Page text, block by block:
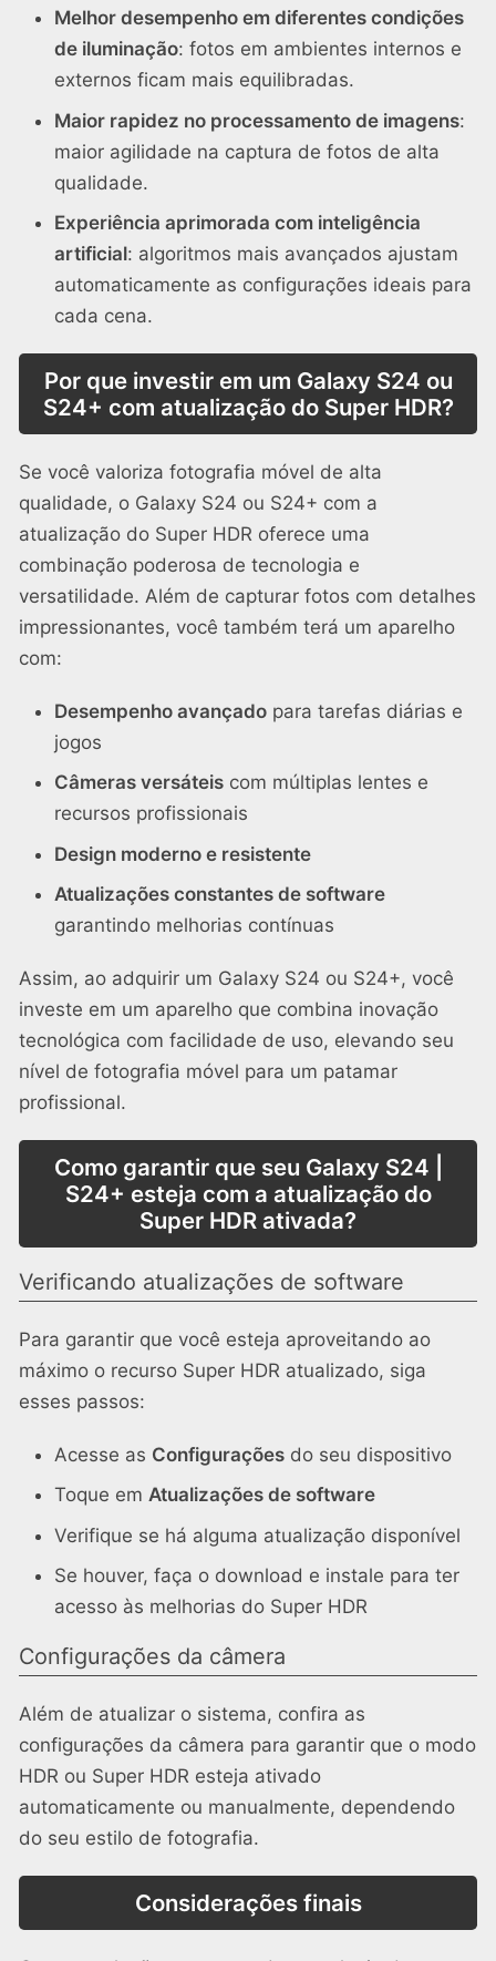
Melhor desempenho em diferentes condições
de iluminação: fotos em ambientes internos e
externos ficam mais equilibradas.
Maior rapidez no processamento de imagens:
maior agilidade na captura de fotos de alta
qualidade.
Experiência aprimorada com inteligência
artificial: algoritmos mais avançados ajustam
automaticamente as configurações ideais para
cada cena.
Por que investir em um Galaxy S24 ou
S24+ com atualização do Super HDR?
Se você valoriza fotografia móvel de alta
qualidade, o Galaxy S24 ou S24+ com a
atualização do Super HDR oferece uma
combinação poderosa de tecnologia e
versatilidade. Além de capturar fotos com detalhes
impressionantes, você também terá um aparelho
com:
Desempenho avançado para tarefas diárias e
jogos
Câmeras versáteis com múltiplas lentes e
recursos profissionais
Design moderno e resistente
Atualizações constantes de software
garantindo melhorias contínuas
Assim, ao adquirir um Galaxy S24 ou S24+, você
investe em um aparelho que combina inovação
tecnológica com facilidade de uso, elevando seu
nível de fotografia móvel para um patamar
profissional.
Como garantir que seu Galaxy S24 |
S24+ esteja com a atualização do
Super HDR ativada?
Verificando atualizações de software
Para garantir que você esteja aproveitando ao
máximo o recurso Super HDR atualizado, siga
esses passos:
Acesse as Configurações do seu dispositivo
Toque em Atualizações de software
Verifique se há alguma atualização disponível
Se houver, faça o download e instale para ter
acesso às melhorias do Super HDR
Configurações da câmera
Além de atualizar o sistema, confira as
configurações da câmera para garantir que o modo
HDR ou Super HDR esteja ativado
automaticamente ou manualmente, dependendo
do seu estilo de fotografia.
Considerações finais